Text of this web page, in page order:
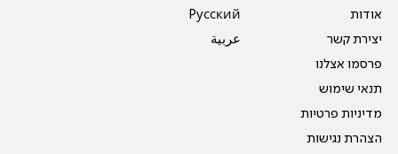
אודות
יצירת קשר
פרסמו אצלנו
תנאי שימוש
מדיניות פרטיות
הצהרת נגישות
Pусский
عربية